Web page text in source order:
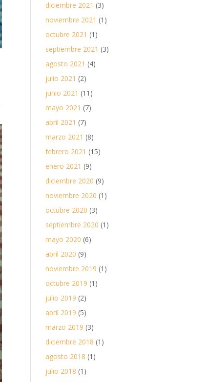
diciembre 2021 (3)
noviembre 2021 (1)
octubre 2021 (1)
septiembre 2021 (3)
agosto 2021 (4)
julio 2021 (2)
junio 2021 (11)
mayo 2021 (7)
abril 2021 (7)
marzo 2021 (8)
febrero 2021 (15)
enero 2021 (9)
diciembre 2020 (9)
noviembre 2020 (1)
octubre 2020 (3)
septiembre 2020 (1)
mayo 2020 (6)
abril 2020 (9)
noviembre 2019 (1)
octubre 2019 (1)
julio 2019 (2)
abril 2019 (5)
marzo 2019 (3)
diciembre 2018 (1)
agosto 2018 (1)
julio 2018 (1)